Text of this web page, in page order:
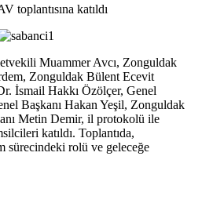
Muammer Avcı, Zonguldak
Zonguldak Bülent Ecevit
İsmail Hakkı Özölçer, Genel
Başkanı Hakan Yeşil, Zonguldak
Metin Demir, il protokolü ile
katıldı. Toplantıda,
sürecindeki rolü ve geleceğe